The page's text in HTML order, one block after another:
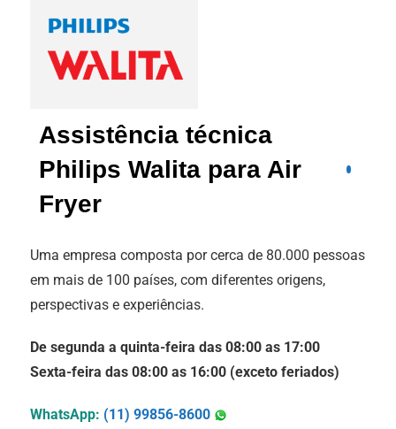
Assistência técnica
Philips Walita para Air
Fryer
Uma empresa composta por cerca de 80.000 pessoas
em mais de 100 países, com diferentes origens,
perspectivas e experiências.
De segunda a quinta-feira das 08:00 as 17:00
Sexta-feira das 08:00 as 16:00 (exceto feriados)
WhatsApp: (11) 99856-8600